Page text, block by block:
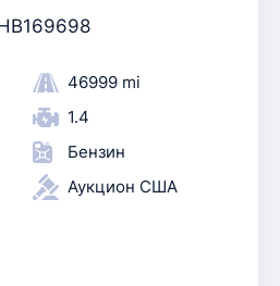
46999 mi
1.4
Бензин
Аукцион США